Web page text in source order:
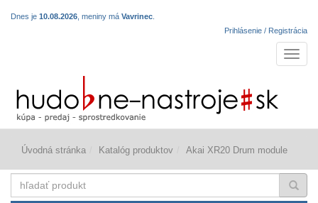
Dnes je 10.08.2026 , meniny má Vavrinec
Prihlásenie / Registrácia
Úvodná stránka Katalóg produktov Akai XR20 Drum module
produkt